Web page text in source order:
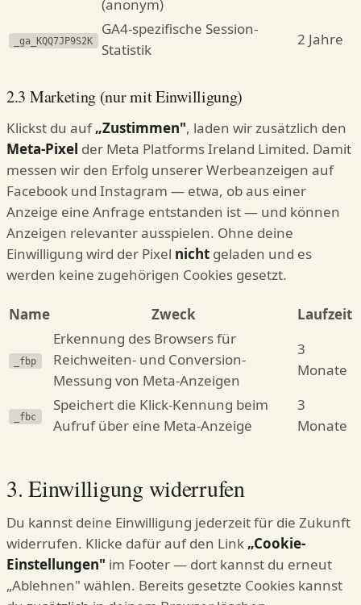
(anonym)
_ga_KQQ7JP9S2K
GA4-spezifische Session-
Statistik
2 Jahre
2.3 Marketing (nur mit Einwilligung)
Klickst du auf„Zustimmen", laden wir zusätzlich den
Meta-Pixel der Meta Platforms Ireland Limited. Damit
messen wir den Erfolg unserer Werbeanzeigen auf
Facebook und Instagram — etwa, ob aus einer
Anzeige eine Anfrage entstanden ist — und können
Anzeigen relevanter ausspielen. Ohne deine
Einwilligung wird der Pixel nicht geladen und es
werden keine zugehörigen Cookies gesetzt.
Name Zweck Laufzeit
_fbp
Erkennung des Browsers für
Reichweiten- und Conversion-
Messung von Meta-Anzeigen
3
Monate
_fbc
Speichert die Klick-Kennung beim
Aufruf über eine Meta-Anzeige
3
Monate
3. Einwilligung widerrufen
Du kannst deine Einwilligung jederzeit für die Zukunft
widerrufen. Klicke dafür auf den Link„Cookie-
Einstellungen" im Footer — dort kannst du erneut
„Ablehnen" wählen. Bereits gesetzte Cookies kannst